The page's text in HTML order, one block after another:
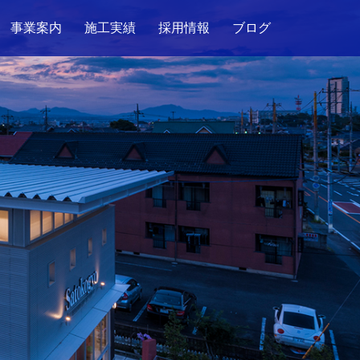
事業案内 施工実績 採用情報 ブログ